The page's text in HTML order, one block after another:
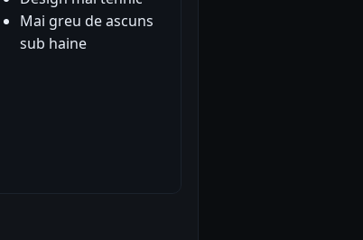
Mai greu de ascuns
sub haine